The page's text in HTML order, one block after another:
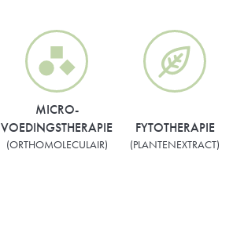
MICRO-
VOEDINGSTHERAPIE
(ORTHOMOLECULAIR)
FYTOTHERAPIE
(PLANTENEXTRACT)